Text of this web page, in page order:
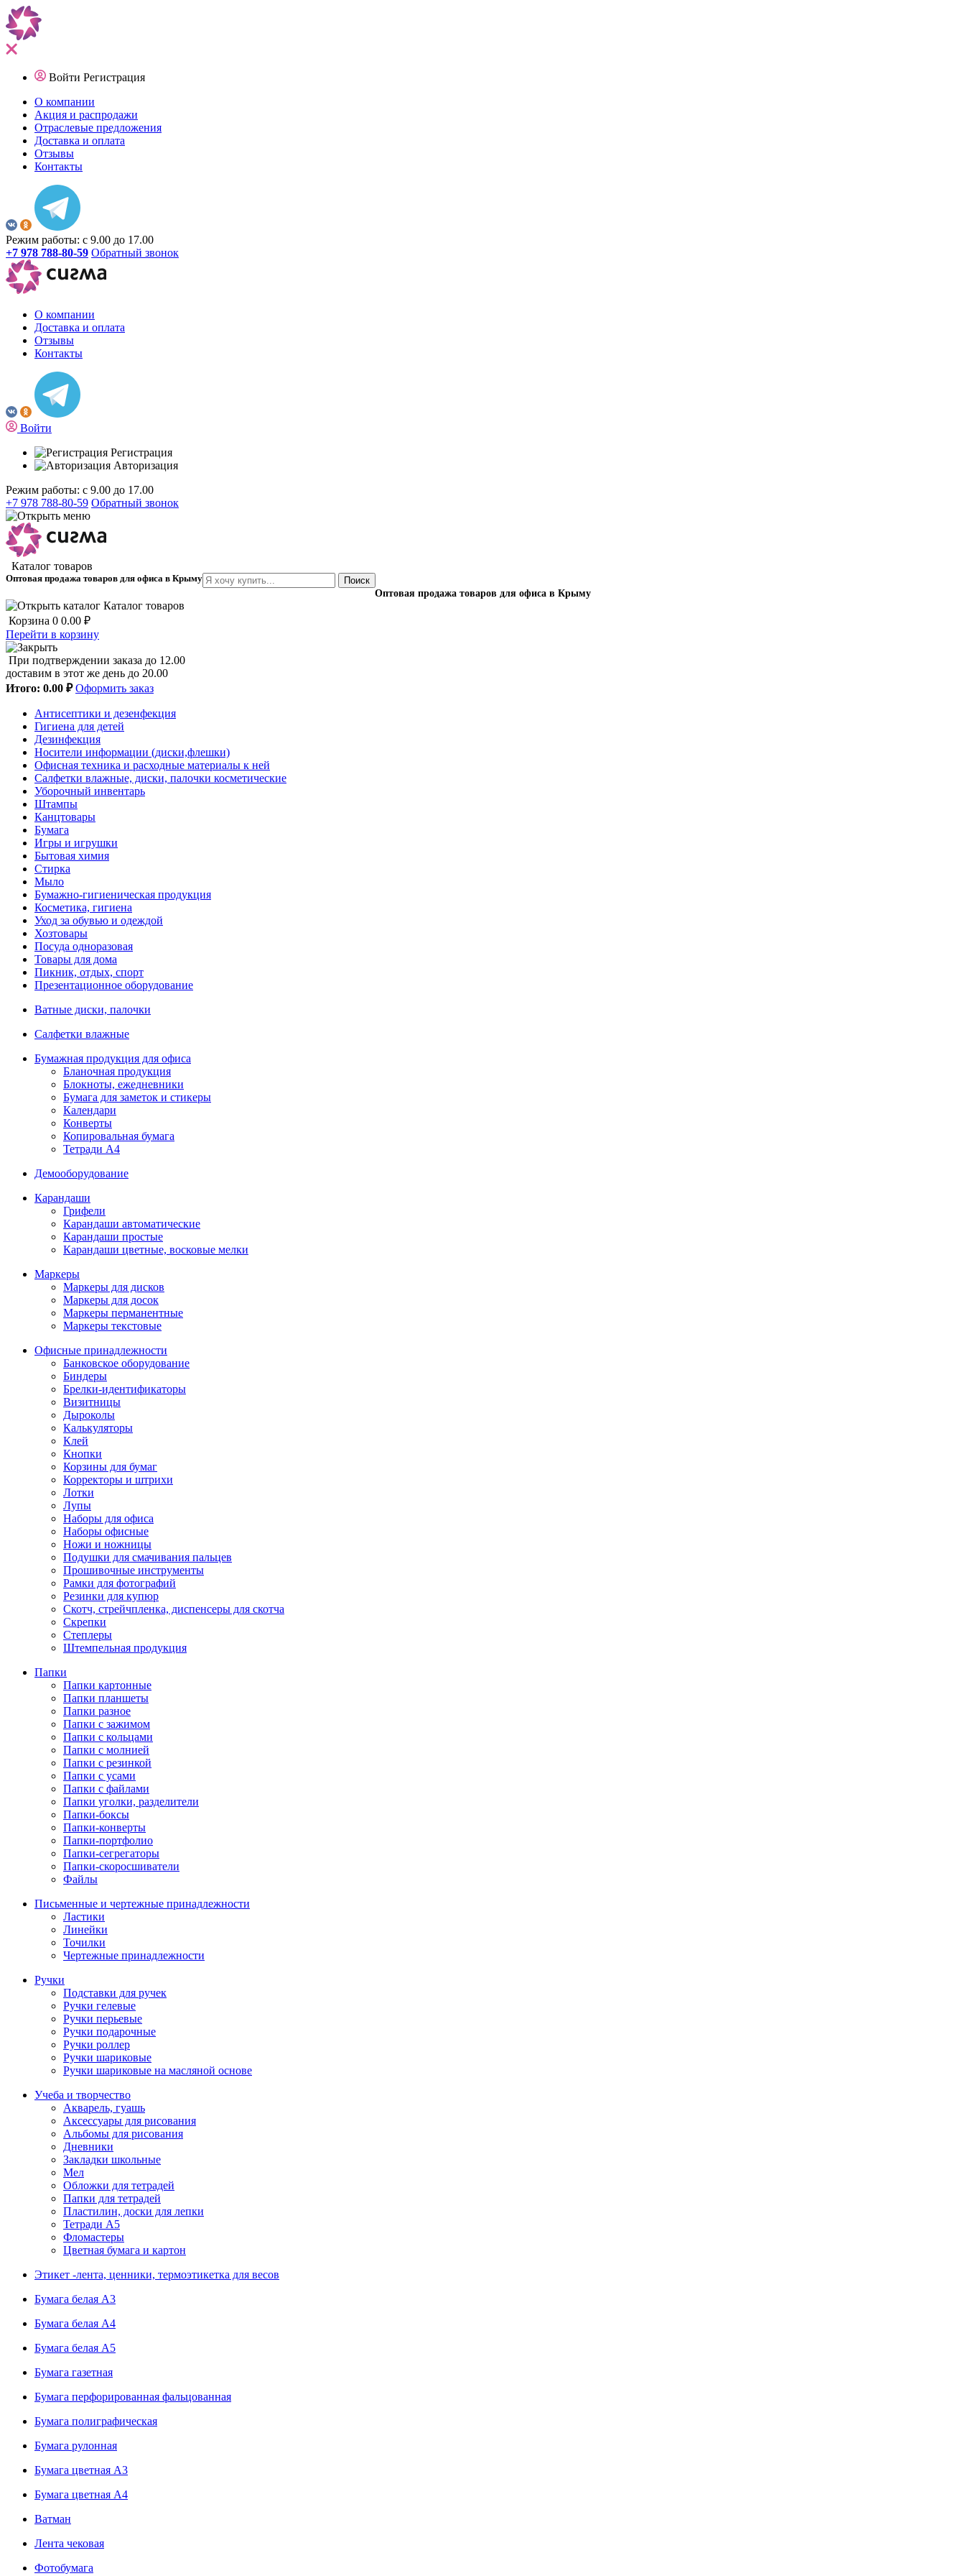
Войти Регистрация
О компании
Акция и распродажи
Отраслевые предложения
Доставка и оплата
Отзывы
Контакты
Режим работы: с 9.00 до 17.00
+7 978 788-80-59 Обратный звонок
О компании
Доставка и оплата
Отзывы
Контакты
Войти
Регистрация
Авторизация
Режим работы: с 9.00 до 17.00
+7 978 788-80-59 Обратный звонок
Каталог товаров
Оптовая продажа товаров для офиса в Крыму
Поиск
Оптовая продажа товаров для офиса в Крыму
Каталог товаров
Корзина 0 0.00 ₽
Перейти в корзину
При подтверждении заказа до 12.00
доставим в этот же день до 20.00
Итого: 0.00 ₽ Оформить заказ
Антисептики и дезенфекция
Гигиена для детей
Дезинфекция
Носители информации (диски,флешки)
Офисная техника и расходные материалы к ней
Салфетки влажные, диски, палочки косметические
Уборочный инвентарь
Штампы
Канцтовары
Бумага
Игры и игрушки
Бытовая химия
Стирка
Мыло
Бумажно-гигиеническая продукция
Косметика, гигиена
Уход за обувью и одеждой
Хозтовары
Посуда одноразовая
Товары для дома
Пикник, отдых, спорт
Презентационное оборудование
Ватные диски, палочки
Салфетки влажные
Бумажная продукция для офиса
Бланочная продукция
Блокноты, ежедневники
Бумага для заметок и стикеры
Календари
Конверты
Копировальная бумага
Тетради А4
Демооборудование
Карандаши
Грифели
Карандаши автоматические
Карандаши простые
Карандаши цветные, восковые мелки
Маркеры
Маркеры для дисков
Маркеры для досок
Маркеры перманентные
Маркеры текстовые
Офисные принадлежности
Банковское оборудование
Биндеры
Брелки-идентификаторы
Визитницы
Дыроколы
Калькуляторы
Клей
Кнопки
Корзины для бумаг
Корректоры и штрихи
Лотки
Лупы
Наборы для офиса
Наборы офисные
Ножи и ножницы
Подушки для смачивания пальцев
Прошивочные инструменты
Рамки для фотографий
Резинки для купюр
Скотч, стрейчпленка, диспенсеры для скотча
Скрепки
Степлеры
Штемпельная продукция
Папки
Папки картонные
Папки планшеты
Папки разное
Папки с зажимом
Папки с кольцами
Папки с молнией
Папки с резинкой
Папки с усами
Папки с файлами
Папки уголки, разделители
Папки-боксы
Папки-конверты
Папки-портфолио
Папки-сегрегаторы
Папки-скоросшиватели
Файлы
Письменные и чертежные принадлежности
Ластики
Линейки
Точилки
Чертежные принадлежности
Ручки
Подставки для ручек
Ручки гелевые
Ручки перьевые
Ручки подарочные
Ручки роллер
Ручки шариковые
Ручки шариковые на масляной основе
Учеба и творчество
Акварель, гуашь
Аксессуары для рисования
Альбомы для рисования
Дневники
Закладки школьные
Мел
Обложки для тетрадей
Папки для тетрадей
Пластилин, доски для лепки
Тетради А5
Фломастеры
Цветная бумага и картон
Этикет -лента, ценники, термоэтикетка для весов
Бумага белая А3
Бумага белая А4
Бумага белая А5
Бумага газетная
Бумага перфорированная фальцованная
Бумага полиграфическая
Бумага рулонная
Бумага цветная А3
Бумага цветная А4
Ватман
Лента чековая
Фотобумага